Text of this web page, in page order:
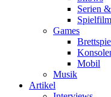
Serien
Games
Mobil
Musik
Artikel